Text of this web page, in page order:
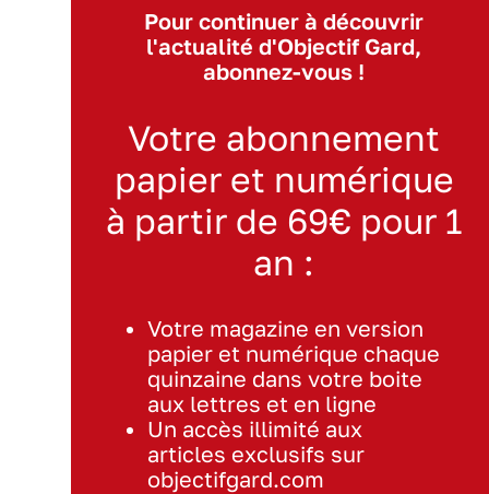
Pour continuer à découvrir
l'actualité d'Objectif Gard,
abonnez-vous !
Votre abonnement
papier et numérique
à partir de 69€ pour 1
an :
Votre magazine en version
papier et numérique chaque
quinzaine dans votre boite
aux lettres et en ligne
Un accès illimité aux
articles exclusifs sur
objectifgard.com